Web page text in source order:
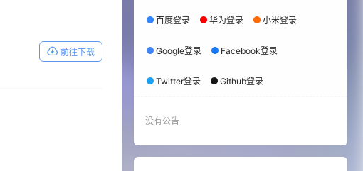
前往下载
百度登录 华为登录 小米登录
Google登录 Facebook登录
Twitter登录 Github登录
没有公告